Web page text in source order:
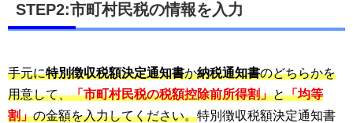
STEP2:市町村民税の情報を入力
手元に特別徴収税額決定通知書か納税通知書のどちらかを
用意して、「市町村民税の税額控除前所得割」と「均等
割」の金額を入力してください。特別徴収税額決定通知書